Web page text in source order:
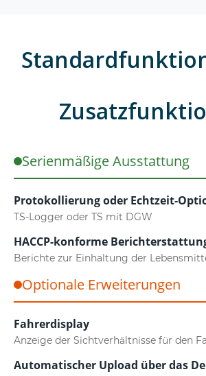
Serienmäßige Ausstattung
Protokollierung oder Echtzeit-
TS-Logger oder TS mit DGW
HACCP-konforme
Berichte zur Einhaltung der
Optionale Erweiterungen
Fahrerdisplay
Anzeige der Sichtverhältnisse für den
Automatischer Upload über das